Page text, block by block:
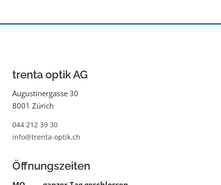
trenta optik AG
Augustinergasse 30
8001 Zürich
044 212 39 30
info@trenta-optik.ch
Öffnungszeiten